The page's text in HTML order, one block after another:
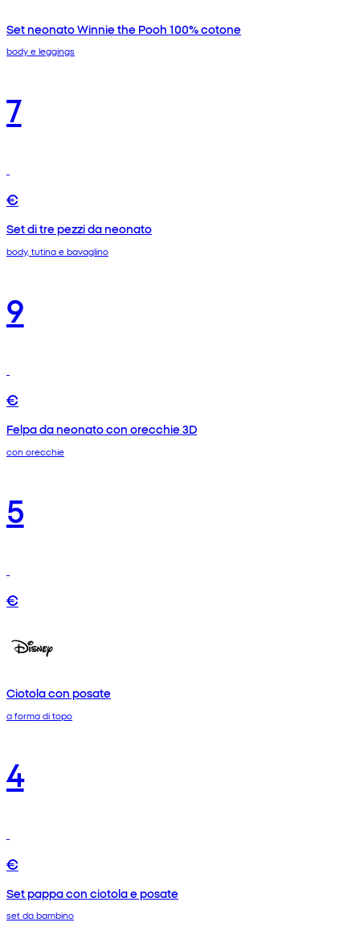
Set neonato Winnie the Pooh 100% cotone
body e leggings
7
€
Set di tre pezzi da neonato
body, tutina e bavaglino
9
€
Felpa da neonato con orecchie 3D
con orecchie
5
€
Ciotola con posate
a forma di topo
4
€
Set pappa con ciotola e posate
set da bambino